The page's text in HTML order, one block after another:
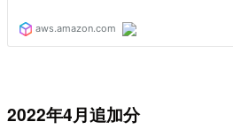
2022年4月追加分